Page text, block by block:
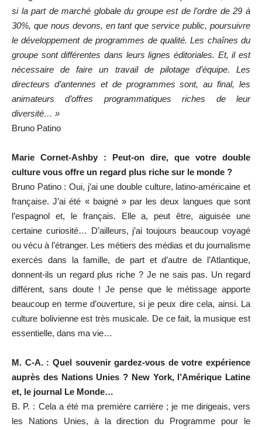
si la part de marché globale du groupe est de l’ordre de 29 à
30%, que nous devons, en tant que service public, poursuivre
le développement de programmes de qualité. Les chaînes du
groupe sont différentes dans leurs lignes éditoriales. Et, il est
nécessaire de faire un travail de pilotage d’équipe. Les
directeurs d’antennes et de programmes sont, au final, les
animateurs d’offres programmatiques riches de leur
diversité… »
Bruno Patino
Marie Cornet-Ashby : Peut-on dire, que votre double
culture vous offre un regard plus riche sur le monde ?
Bruno Patino : Oui, j’ai une double culture, latino-américaine et
française. J’ai été « baigné » par les deux langues que sont
l’espagnol et, le français. Elle a, peut être, aiguisée une
certaine curiosité… D’ailleurs, j’ai toujours beaucoup voyagé
ou vécu à l’étranger. Les métiers des médias et du journalisme
exercés dans la famille, de part et d’autre de l’Atlantique,
donnent-ils un regard plus riche ? Je ne sais pas. Un regard
différent, sans doute ! Je pense que le métissage apporte
beaucoup en terme d’ouverture, si je peux dire cela, ainsi. La
culture bolivienne est très musicale. De ce fait, la musique est
essentielle, dans ma vie…
M. C-A. : Quel souvenir gardez-vous de votre expérience
auprès des Nations Unies ? New York, l’Amérique Latine
et, le journal Le Monde…
B. P. : Cela a été ma première carrière ; je me dirigeais, vers
les Nations Unies, à la direction du Programme pour le